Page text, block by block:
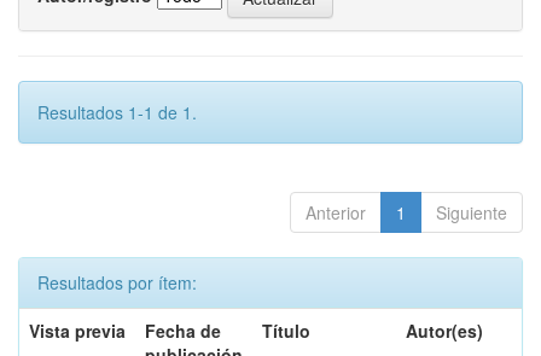
Resultados 1-1 de 1.
Anterior 1 Siguiente
Resultados por ítem:
Vista previa
Fecha de
Título Autor(es)